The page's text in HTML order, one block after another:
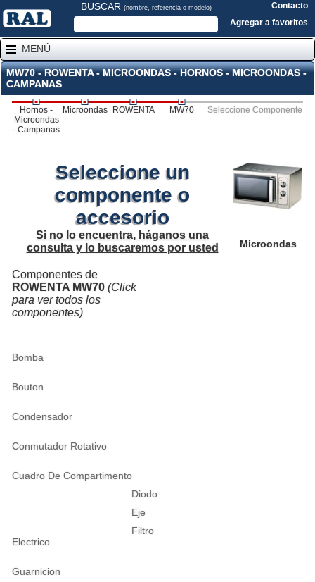
BUSCAR (nombre, referencia o modelo)
Contacto
Agregar a favoritos
MENÚ
MW70 - ROWENTA - MICROONDAS - HORNOS - MICROONDAS -
CAMPANAS
Hornos -
Microondas
- Campanas
Microondas ROWENTA MW70 Seleccione Componente
Microondas
Seleccione un
componente o
accesorio
Si no lo encuentra, háganos una
consulta y lo buscaremos por usted
Componentes de
ROWENTA MW70 (Click
para ver todos los
componentes)
Bomba
Bouton
Condensador
Conmutador Rotativo
Cuadro De Compartimento
Diodo
Eje
Filtro
Electrico
Guarnicion